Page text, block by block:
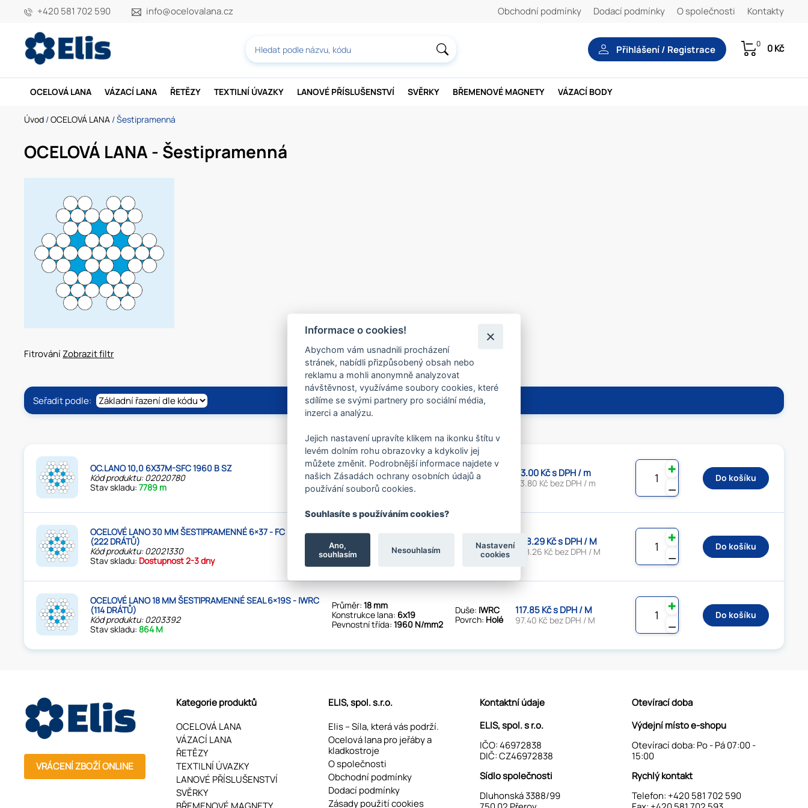
+420 581 702 590 info@ocelovalana.cz Obchodní podmínky Dodací podmínky O společnosti Kontakty
Přihlášení / Registrace 0 0 Kč
OCELOVÁ LANA VÁZACÍ LANA ŘETĚZY TEXTILNÍ ÚVAZKY LANOVÉ PŘÍSLUŠENSTVÍ SVĚRKY BŘEMENOVÉ MAGNETY VÁZACÍ BODY
Úvod /OCELOVÁ LANA / Šestipramenná
OCELOVÁ LANA - Šestipramenná
FitrováníZobrazit filtr
Seřadit podle:
OC.LANO 10,0 6X37M-SFC 1960 B SZ
Kód produktu: 02020780
Stav skladu:7789 m
53.00 Kč s DPH / m
43.80 Kč bez DPH / m ⚊
✚
Do košíku
OCELOVÉ LANO 30 MM ŠESTIPRAMENNÉ 6×37 - FC
(222 DRÁTŮ)
Kód produktu: 02021330
Stav skladu: Dostupnost 2-3 dny
Průměr:30 mm
Konstrukce lana:
Pevnostní třída:
1960 N/mm2
Povrch:
Pozinkované
288.29 Kč s DPH / M
238.26 Kč bez DPH / M ⚊
✚
Do košíku
OCELOVÉ LANO 18 MM ŠESTIPRAMENNÉ SEAL 6×19S - IWRC
(114 DRÁTŮ)
Kód produktu: 0203392
Stav skladu:864 M
Průměr: 18 mm
Konstrukce lana: 6x19
Pevnostní třída: 1960 N/mm2
Duše: IWRC
Povrch: Holé
117.85 Kč s DPH / M
97.40 Kč bez DPH / M ⚊
✚
Do košíku
VRÁCENÍ ZBOŽÍ ONLINE
Kategorie produktů
OCELOVÁ LANA
VÁZACÍ LANA
ŘETĚZY
TEXTILNÍ ÚVAZKY
LANOVÉ PŘÍSLUŠENSTVÍ
SVĚRKY
ELIS, spol. s.r.o.
Elis – Síla, která vás podrží.
Ocelová lana pro jeřáby a
kladkostroje
O společnosti
Obchodní podmínky
Dodací podmínky
Zásady použití cookies
Kontaktní údaje
ELIS, spol. s r.o.
IČO: 46972838
DIČ: CZ46972838
Sídlo společnosti
Dluhonská 3388/99
Otevírací doba
Výdejní místo e-shopu
Otevírací doba: Po - Pá 07:00 -
15:00
Rychlý kontakt
Telefon: +420 581 702 590
Informace o cookies!
Abychom vám usnadnili procházení
stránek, nabídli přizpůsobený obsah nebo
reklamu a mohli anonymně analyzovat
návštěvnost, využíváme soubory cookies, které
sdílíme se svými partnery pro sociální média,
inzerci a analýzu.
Jejich nastavení upravíte klikem na ikonku štítu v
levém dolním rohu obrazovky a kdykoliv jej
můžete změnit. Podrobnější informace najdete v
našich Zásadách ochrany osobních údajů a
používání souborů cookies.
Souhlasíte s používáním cookies?
Ano,
souhlasím
Nesouhlasím
Nastavení
cookies